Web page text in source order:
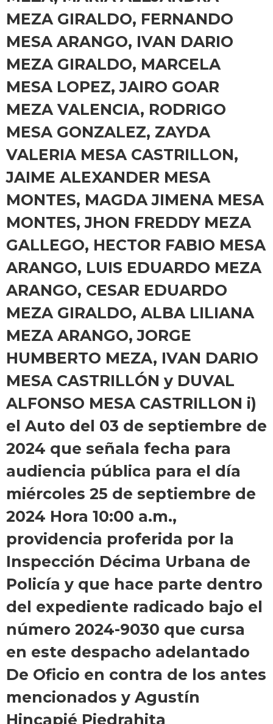
MEZA GIRALDO, FERNANDO
MESA ARANGO, IVAN DARIO
MEZA GIRALDO, MARCELA
MESA LOPEZ, JAIRO GOAR
MEZA VALENCIA, RODRIGO
MESA GONZALEZ, ZAYDA
VALERIA MESA CASTRILLON,
JAIME ALEXANDER MESA
MONTES, MAGDA JIMENA MESA
MONTES, JHON FREDDY MEZA
GALLEGO, HECTOR FABIO MESA
ARANGO, LUIS EDUARDO MEZA
ARANGO, CESAR EDUARDO
MEZA GIRALDO, ALBA LILIANA
MEZA ARANGO, JORGE
HUMBERTO MEZA, IVAN DARIO
MESA CASTRILLÓN y DUVAL
ALFONSO MESA CASTRILLON i)
el Auto del 03 de septiembre de
2024 que señala fecha para
audiencia pública para el día
miércoles 25 de septiembre de
2024 Hora 10:00 a.m.,
providencia proferida por la
Inspección Décima Urbana de
Policía y que hace parte dentro
del expediente radicado bajo el
número 2024-9030 que cursa
en este despacho adelantado
De Oficio en contra de los antes
mencionados y Agustín
Hincapié Piedrahita